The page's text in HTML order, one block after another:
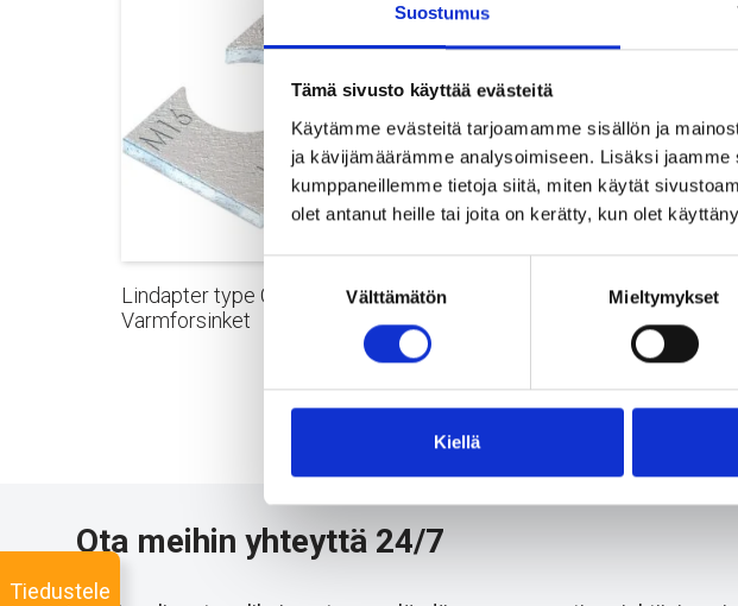
Suostumus
Tämä sivusto käyttää evästeitä
Käytämme evästeitä tarjoamamme sisällön ja
ja kävijämäärämme analysoimiseen. Lisäksi
kumppaneillemme tietoja siitä, miten käytät
olet antanut heille tai joita on kerätty, kun olet
Suostumuksen
valinta
Välttämätön Mieltymykset
Kiellä
Lindapter type CW
Varmforsinket
Lindapter Type P1/P2 kort
Ota meihin yhteyttä 24/7
Tiedustele